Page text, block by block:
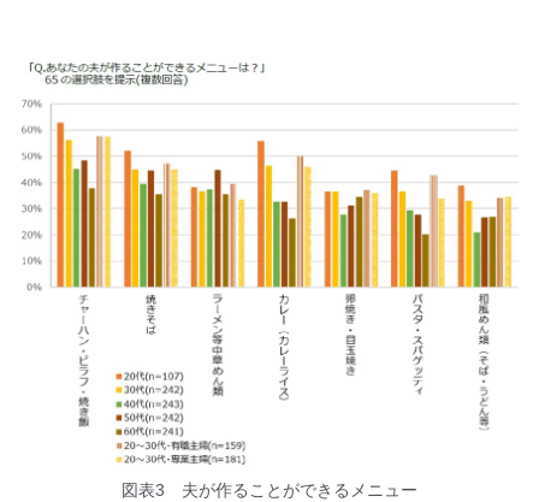
図表3 夫が作ることができるメニュー